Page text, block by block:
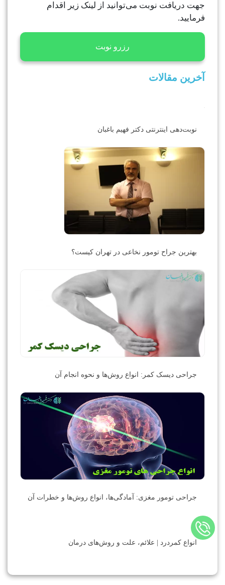
جهت دریافت نوبت می‌توانید از لینک زیر اقدام
فرمایید.
رزرو نوبت
آخرین مقالات
نوبت‌دهی اینترنتی دکتر فهیم باغبان
بهترین جراح تومور نخاعی در تهران کیست؟
جراحی دیسک کمر: انواع روش‌ها و نحوه انجام آن
جراحی تومور مغزی: آمادگی‌ها، انواع روش‌ها و خطرات آن
انواع کمردرد | علائم، علت و روش‌های درمان